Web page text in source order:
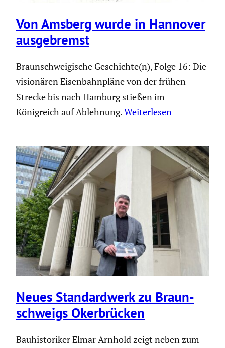
Von Amsberg wurde in Hannover
ausge­bremst
Braunschweigische Geschichte(n), Folge 16: Die
visionären Eisenbahnpläne von der frühen
Strecke bis nach Hamburg stießen im
Königreich auf Ablehnung.Weiterlesen
Neues Standard­werk zu Braun­
schweigs Okerbrü­cken
Bauhistoriker Elmar Arnhold zeigt neben zum